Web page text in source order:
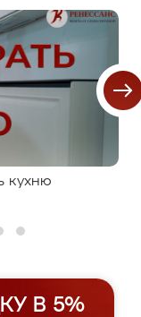
кухню
В 5%